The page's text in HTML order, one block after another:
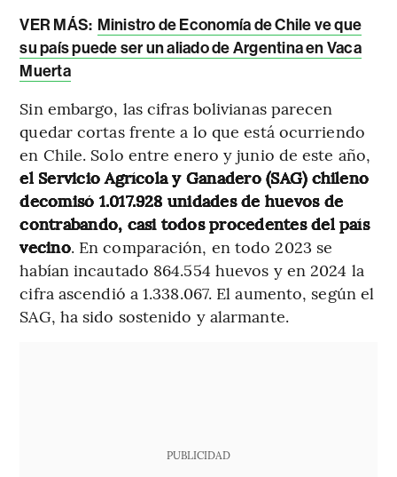
VER MÁS: Ministro de Economía de Chile ve que
su país puede ser un aliado de Argentina en Vaca
Muerta
Sin embargo, las cifras bolivianas parecen
quedar cortas frente a lo que está ocurriendo
en Chile. Solo entre enero y junio de este año,
el Servicio Agrícola y Ganadero (SAG) chileno
decomisó 1.017.928 unidades de huevos de
contrabando, casi todos procedentes del país
vecino. En comparación, en todo 2023 se
habían incautado 864.554 huevos y en 2024 la
cifra ascendió a 1.338.067. El aumento, según el
SAG, ha sido sostenido y alarmante.
PUBLICIDAD